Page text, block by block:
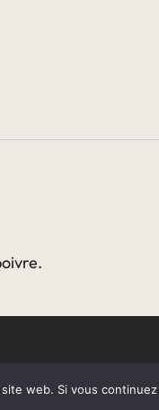
web. Si vous